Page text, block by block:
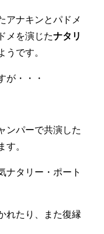
アナキンとパドメ
メを演じたナタリ
うです。
が・・・
ンパーで共演した
す。
ナタリー・ポート
れたり、また復縁